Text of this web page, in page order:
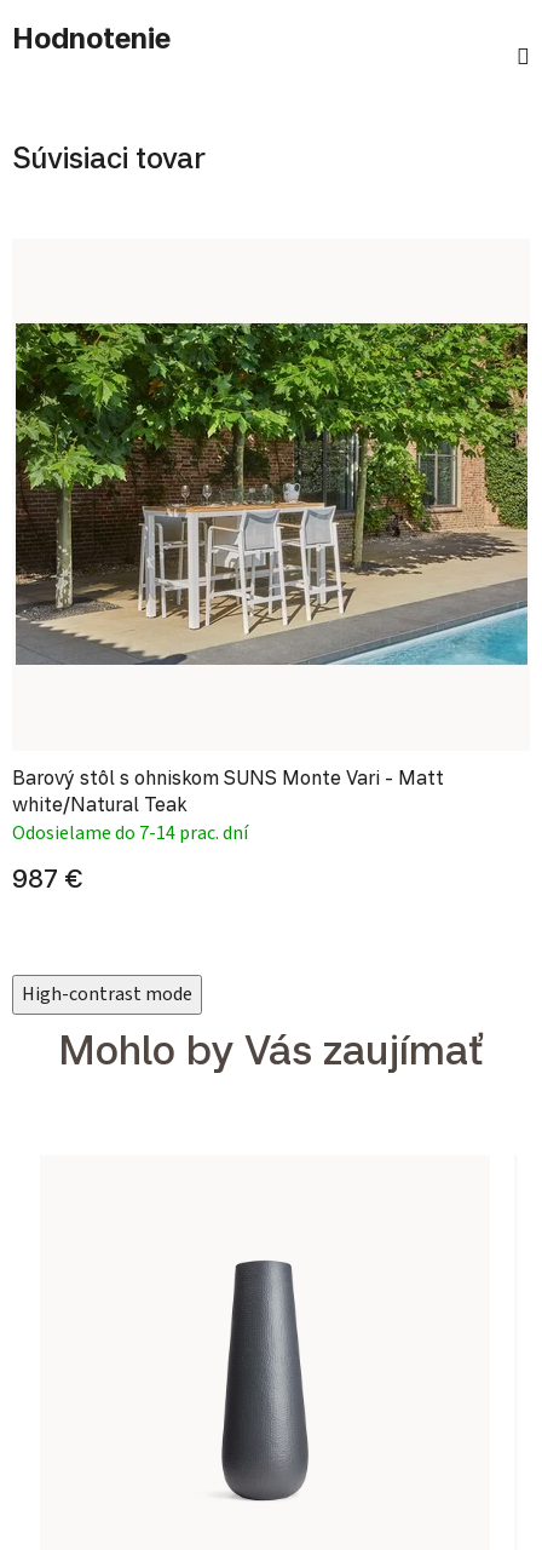
Hodnotenie
Súvisiaci tovar
Barový stôl s ohniskom SUNS Monte Vari - Matt
white/Natural Teak
Odosielame do 7-14 prac. dní
987 €
High-contrast mode
Mohlo by Vás zaujímať